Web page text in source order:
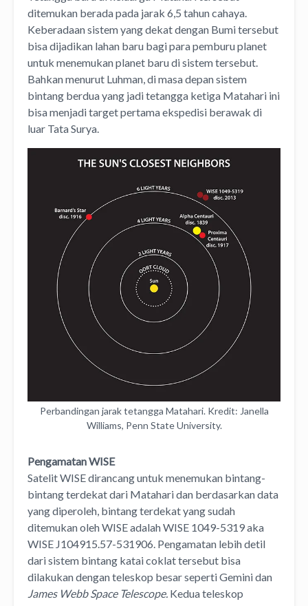
ditemukan berada pada jarak 6,5 tahun cahaya.
Keberadaan sistem yang dekat dengan Bumi tersebut
bisa dijadikan lahan baru bagi para pemburu planet
untuk menemukan planet baru di sistem tersebut.
Bahkan menurut Luhman, di masa depan sistem
bintang berdua yang jadi tetangga ketiga Matahari ini
bisa menjadi target pertama ekspedisi berawak di
luar Tata Surya.
Perbandingan jarak tetangga Matahari. Kredit: Janella
Williams, Penn State University.
Pengamatan WISE
Satelit WISE dirancang untuk menemukan bintang-
bintang terdekat dari Matahari dan berdasarkan data
yang diperoleh, bintang terdekat yang sudah
ditemukan oleh WISE adalah WISE 1049-5319 aka
WISE J104915.57-531906. Pengamatan lebih detil
dari sistem bintang katai coklat tersebut bisa
dilakukan dengan teleskop besar seperti Gemini dan
James Webb Space Telescope. Kedua teleskop